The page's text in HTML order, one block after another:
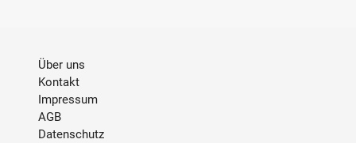
Über uns
Kontakt
Impressum
AGB
Datenschutz